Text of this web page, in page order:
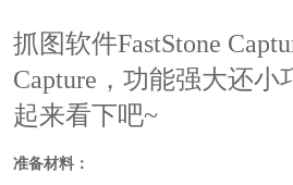
抓图软件FastStone
Capture，功能强大还
起来看下吧~
准备材料：